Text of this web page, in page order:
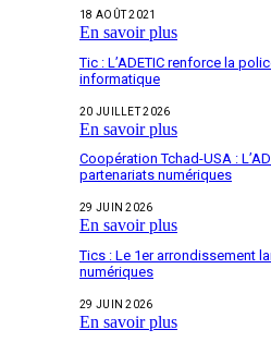
18 AOÛT 2021
En savoir plus
Tic : L’ADETIC renforce la
informatique
20 JUILLET 2026
En savoir plus
Coopération Tchad-USA :
partenariats numériques
29 JUIN 2026
En savoir plus
Tics : Le 1er arrondissement
numériques
29 JUIN 2026
En savoir plus